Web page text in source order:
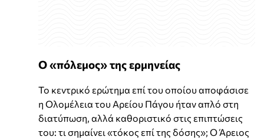
Ο «πόλεμος» της ερμηνείας
Το κεντρικό ερώτημα επί του οποίου αποφάσισε
η Ολομέλεια του Αρείου Πάγου ήταν απλό στη
διατύπωση, αλλά καθοριστικό στις επιπτώσεις
του: τι σημαίνει «τόκος επί της δόσης»; Ο Άρειος